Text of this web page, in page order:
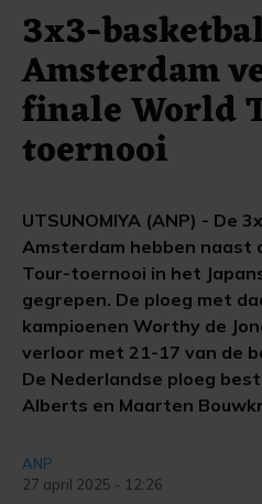
3x3-
Amsterdam
finale World
toernooi
UTSUNOMIYA (ANP) - De
Amsterdam hebben naast
Tour-toernooi in het
gegrepen. De ploeg met
kampioenen Worthy de
verloor met 21-17 van de
De Nederlandse ploeg
Alberts en Maarten
ANP
27 april 2025 - 12:26